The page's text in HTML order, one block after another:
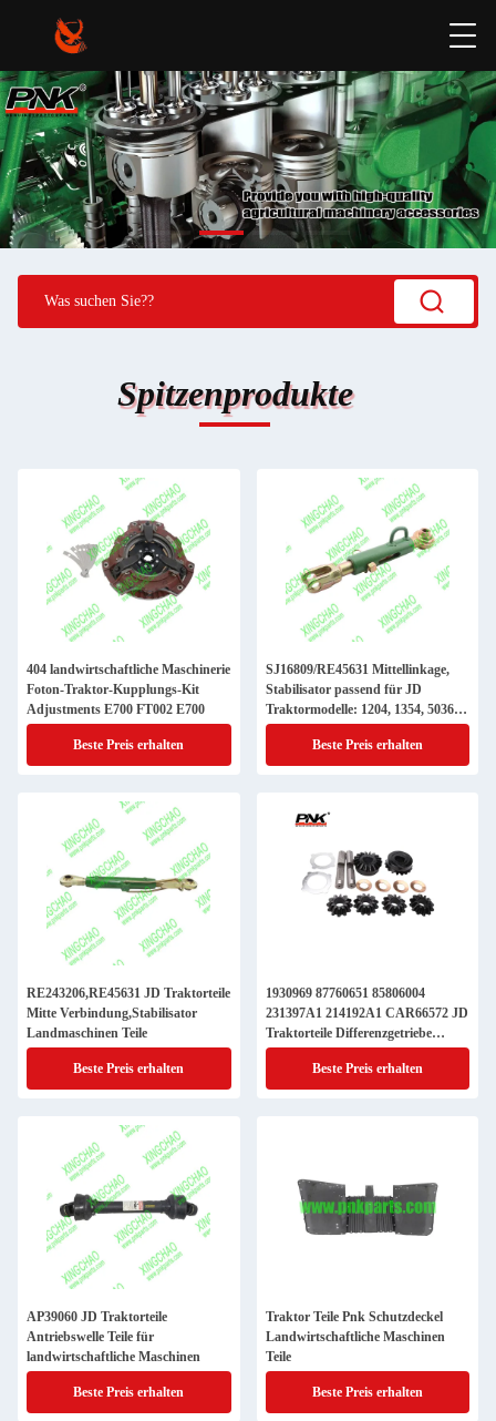
Spitzenprodukte
404 landwirtschaftliche Maschinerie
Foton-Traktor-Kupplungs-Kit
Adjustments E700 FT002 E700
Beste Preis erhalten
SJ16809/RE45631 Mittellinkage,
Stabilisator passend für JD
Traktormodelle: 1204, 1354, 5036C,
5039C, 5042C, 5045E, 5065E
Beste Preis erhalten
RE243206,RE45631 JD Traktorteile
Mitte Verbindung,Stabilisator
Landmaschinen Teile
Beste Preis erhalten
1930969 87760651 85806004
231397A1 214192A1 CAR66572 JD
Traktorteile Differenzgetriebe
Landwirtschaftliche Maschinen
Beste Preis erhalten
AP39060 JD Traktorteile
Antriebswelle Teile für
landwirtschaftliche Maschinen
Beste Preis erhalten
Traktor Teile Pnk Schutzdeckel
Landwirtschaftliche Maschinen
Teile
Beste Preis erhalten